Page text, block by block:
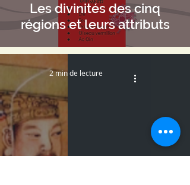
Les divinités des cinq
régions et leurs attributs
2 min de lecture